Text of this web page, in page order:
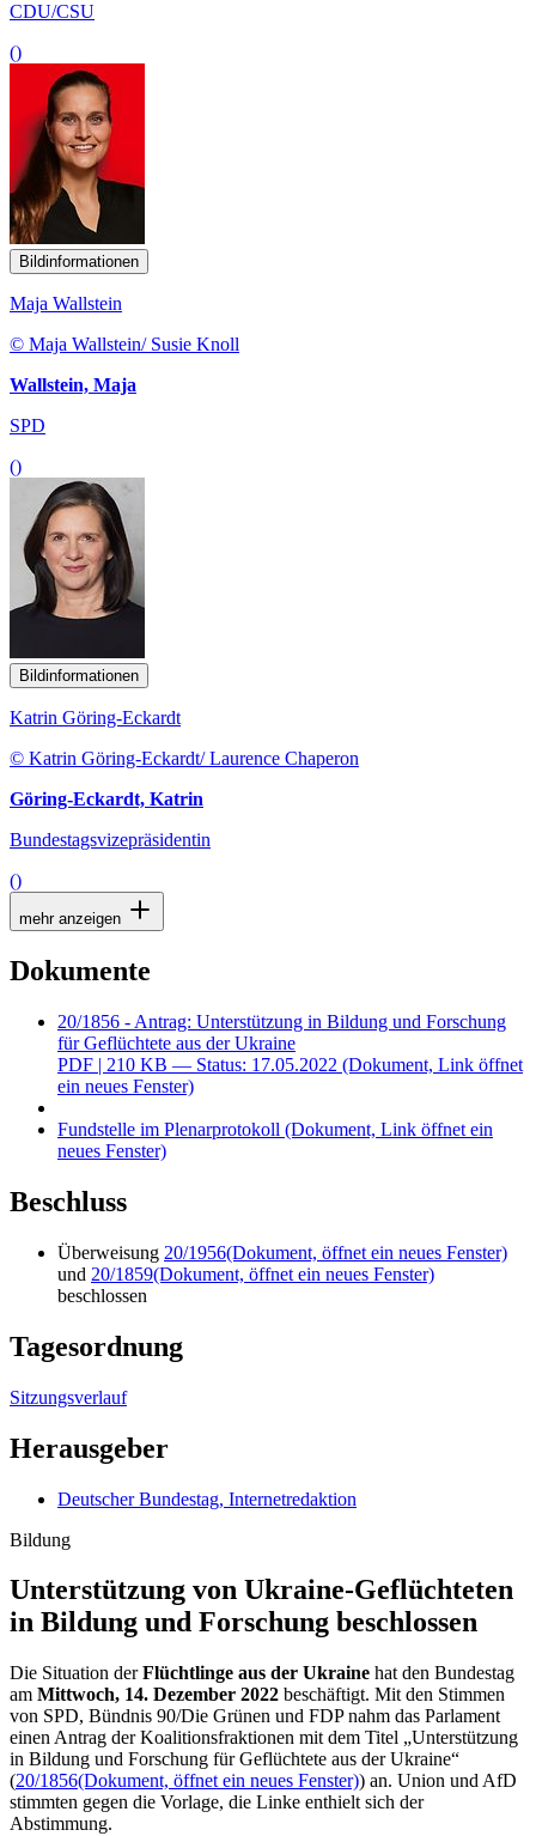
CDU/CSU
()
Bildinformationen
Maja Wallstein
© Maja Wallstein/ Susie Knoll
Wallstein, Maja
SPD
()
Bildinformationen
Katrin Göring-Eckardt
© Katrin Göring-Eckardt/ Laurence Chaperon
Göring-Eckardt, Katrin
Bundestagsvizepräsidentin
()
mehr anzeigen
Dokumente
20/1856 - Antrag: Unterstützung in Bildung und Forschung
für Geflüchtete aus der Ukraine
PDF | 210 KB — Status: 17.05.2022 (Dokument, Link öffnet
ein neues Fenster)
Fundstelle im Plenarprotokoll (Dokument, Link öffnet ein
neues Fenster)
Beschluss
Überweisung 20/1956(Dokument, öffnet ein neues Fenster)
und 20/1859(Dokument, öffnet ein neues Fenster)
beschlossen
Tagesordnung
Sitzungsverlauf
Herausgeber
Deutscher Bundestag, Internetredaktion
Bildung
Unterstützung von Ukraine-Geflüchteten
in Bildung und Forschung beschlossen
Die Situation derFlüchtlinge aus der Ukraine hat den Bundestag
am Mittwoch, 14. Dezember 2022 beschäftigt. Mit den Stimmen
von SPD, Bündnis 90/Die Grünen und FDP nahm das Parlament
einen Antrag der Koalitionsfraktionen mit dem Titel „Unterstützung
in Bildung und Forschung für Geflüchtete aus der Ukraine“
(20/1856(Dokument, öffnet ein neues Fenster)) an. Union und AfD
stimmten gegen die Vorlage, die Linke enthielt sich der
Abstimmung.